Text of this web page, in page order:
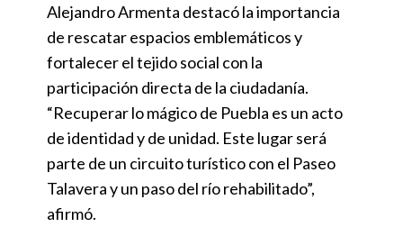
Alejandro Armenta destacó la importancia
de rescatar espacios emblemáticos y
fortalecer el tejido social con la
participación directa de la ciudadanía.
“Recuperar lo mágico de Puebla es un acto
de identidad y de unidad. Este lugar será
parte de un circuito turístico con el Paseo
Talavera y un paso del río rehabilitado”,
afirmó.